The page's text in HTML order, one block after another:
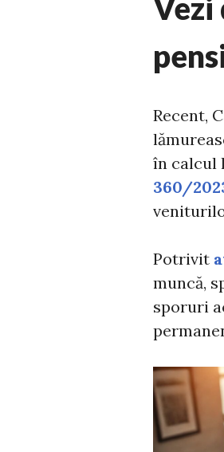
Vezi
Recent,
în calcul
360/
Potrivit
muncă,
sporuri